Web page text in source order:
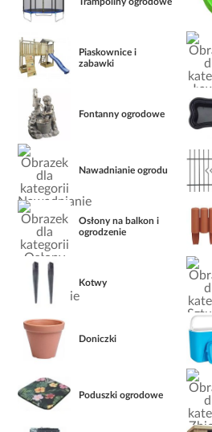
Piaskownice i
zabawki
Fontanny ogrodowe
Nawadnianie ogrodu
Osłony na balkon i
ogrodzenie
Kotwy
Doniczki
Poduszki ogrodowe